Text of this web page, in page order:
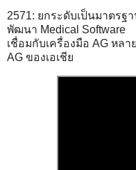
2571: ยกระดับเป็นมาตรฐ
พัฒนา Medical Software
เชื่อมกับเครื่องมือ AG หล
AG ของเอเชีย